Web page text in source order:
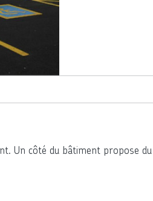
Un côté du bâtiment propose du